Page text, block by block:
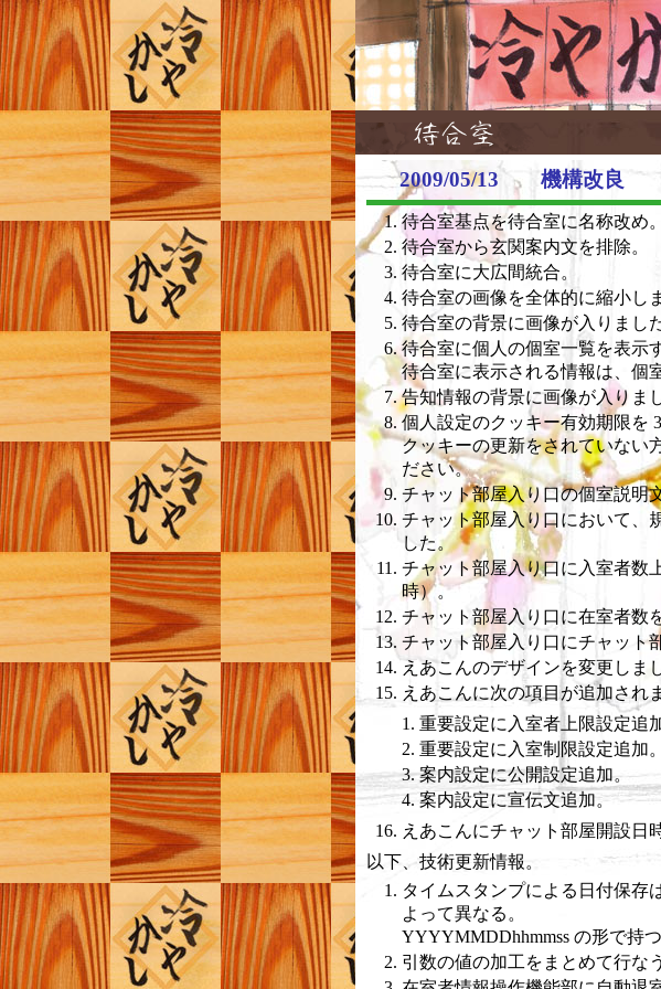
2009/05/13 機構改良
待合室基点を待合室に名称改め。
待合室から玄関案内文を排除。
待合室に大広間統合。
待合室の画像を全体的に縮小し
待合室の背景に画像が入りました
待合室に個人の個室一覧を表示
待合室に表示される情報は、個
告知情報の背景に画像が入りま
個人設定のクッキー有効期限を
クッキーの更新をされていない
ださい。
チャット部屋入り口の個室説明
チャット部屋入り口において、
した。
チャット部屋入り口に入室者数
時）。
チャット部屋入り口に在室者数
チャット部屋入り口にチャット
えあこんのデザインを変更しま
えあこんに次の項目が追加され
重要設定に入室者上限設定追加
重要設定に入室制限設定追加。
案内設定に公開設定追加。
案内設定に宣伝文追加。
えあこんにチャット部屋開設日
以下、技術更新情報。
タイムスタンプによる日付保存
よって異なる。
YYYYMMDDhhmmss の形で持
引数の値の加工をまとめて行な